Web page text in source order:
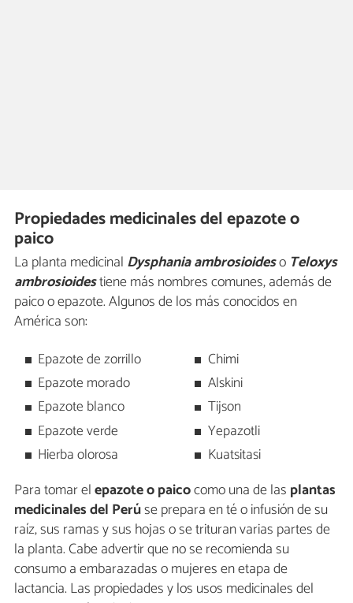
Propiedades medicinales del epazote o
paico
La planta medicinal Dysphania ambrosioideso Teloxys
ambrosioidestiene más nombres comunes, además de
paico o epazote. Algunos de los más conocidos en
América son:
Epazote de zorrillo
Epazote morado
Epazote blanco
Epazote verde
Hierba olorosa
Chimi
Alskini
Tijson
Yepazotli
Kuatsitasi
Para tomar elepazote o paicocomo una de las plantas
medicinales del Perúse prepara en té o infusión de su
raíz, sus ramas y sus hojas o se trituran varias partes de
la planta. Cabe advertir que no se recomienda su
consumo a embarazadas o mujeres en etapa de
lactancia. Las propiedades y los usos medicinales del